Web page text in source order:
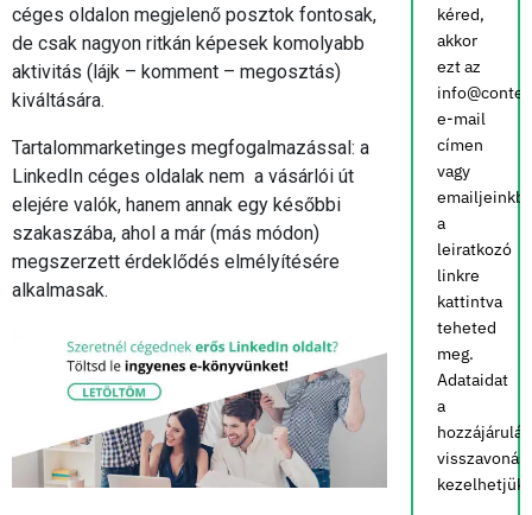
céges oldalon megjelenő posztok fontosak,
de csak nagyon ritkán képesek komolyabb
aktivitás (lájk – komment – megosztás)
kiváltására.
Tartalommarketinges megfogalmazással: a
LinkedIn céges oldalak nem a vásárlói út
elejére valók, hanem annak egy későbbi
szakaszába, ahol a már (más módon)
megszerzett érdeklődés elmélyítésére
alkalmasak.
kéred,
akkor
ezt az
e-mail
címen
vagy
a
leiratkozó
linkre
kattintva
teheted
meg.
Adataidat
a
kezelhetjük.